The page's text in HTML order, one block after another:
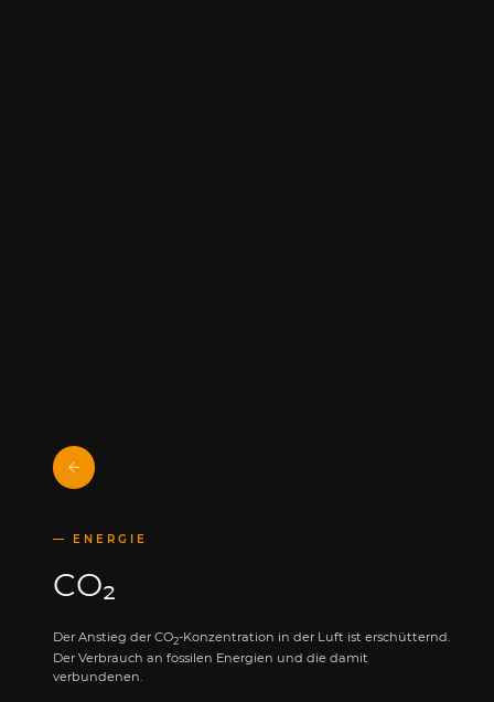
ENERGIE
CO₂
Der Anstieg der CO2-Konzentration in der Luft ist erschütternd.
Der Verbrauch an fossilen Energien und die damit
verbundenen.